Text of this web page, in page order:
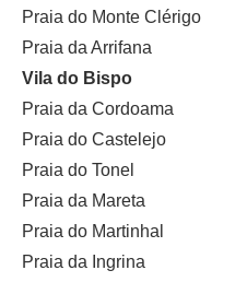
Praia do Monte Clérigo
Praia da Arrifana
Vila do Bispo
Praia da Cordoama
Praia do Castelejo
Praia do Tonel
Praia da Mareta
Praia do Martinhal
Praia da Ingrina